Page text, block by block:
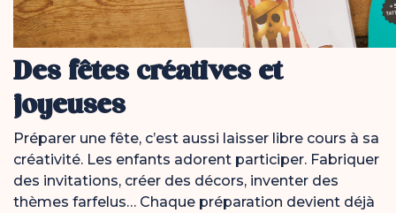
Des fêtes créatives et
joyeuses
Préparer une fête, c’est aussi laisser libre cours à sa
créativité. Les enfants adorent participer. Fabriquer
des invitations, créer des décors, inventer des
thèmes farfelus… Chaque préparation devient déjà